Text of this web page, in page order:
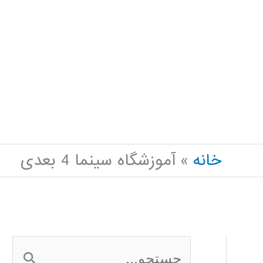
خانه
آموزشگاه سینما 4 بعدی